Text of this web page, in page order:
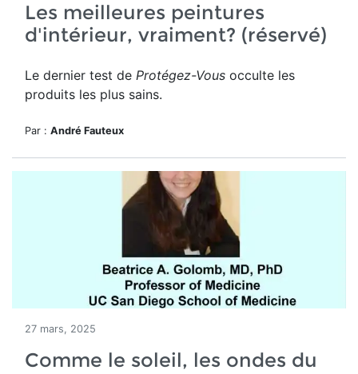
Les meilleures peintures
d'intérieur, vraiment? (réservé)
Le dernier test de Protégez-Vous occulte les
produits les plus sains.
Par : André Fauteux
27 mars, 2025
Comme le soleil, les ondes du